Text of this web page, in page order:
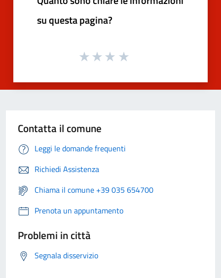
su questa pagina?
Contatta il comune
Leggi le domande frequenti
Richiedi Assistenza
Chiama il comune +39 035 654700
Prenota un appuntamento
Problemi in città
Segnala disservizio